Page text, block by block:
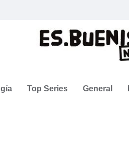
Top Series General